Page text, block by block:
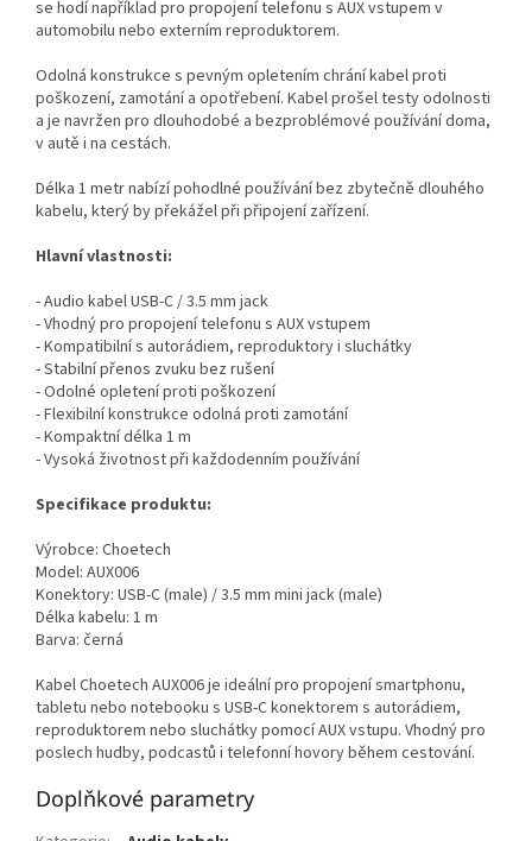
se hodí například pro propojení telefonu s AUX vstupem v
automobilu nebo externím reproduktorem.
Odolná konstrukce s pevným opletením chrání kabel proti
poškození, zamotání a opotřebení. Kabel prošel testy odolnosti
a je navržen pro dlouhodobé a bezproblémové používání doma,
v autě i na cestách.
Délka 1 metr nabízí pohodlné používání bez zbytečně dlouhého
kabelu, který by překážel při připojení zařízení.
Hlavní vlastnosti:
- Audio kabel USB-C / 3.5 mm jack
- Vhodný pro propojení telefonu s AUX vstupem
- Kompatibilní s autorádiem, reproduktory i sluchátky
- Stabilní přenos zvuku bez rušení
- Odolné opletení proti poškození
- Flexibilní konstrukce odolná proti zamotání
- Kompaktní délka 1 m
- Vysoká životnost při každodenním používání
Specifikace produktu:
Výrobce: Choetech
Model: AUX006
Konektory: USB-C (male) / 3.5 mm mini jack (male)
Délka kabelu: 1 m
Barva: černá
Kabel Choetech AUX006 je ideální pro propojení smartphonu,
tabletu nebo notebooku s USB-C konektorem s autorádiem,
reproduktorem nebo sluchátky pomocí AUX vstupu. Vhodný pro
poslech hudby, podcastů i telefonní hovory během cestování.
Doplňkové parametry